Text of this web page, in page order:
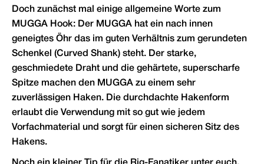
Doch zunächst mal einige allgemeine Worte zum
MUGGA Hook: Der MUGGA hat ein nach innen
geneigtes Öhr das im guten Verhältnis zum gerundeten
Schenkel (Curved Shank) steht. Der starke,
geschmiedete Draht und die gehärtete, superscharfe
Spitze machen den MUGGA zu einem sehr
zuverlässigen Haken. Die durchdachte Hakenform
erlaubt die Verwendung mit so gut wie jedem
Vorfachmaterial und sorgt für einen sicheren Sitz des
Hakens.